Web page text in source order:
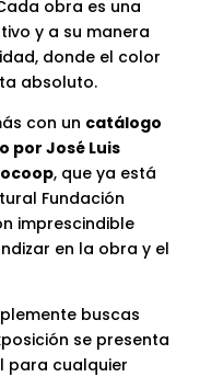
obra es una
y a su manera
donde el color
absoluto.
con un catálogo
por José Luis
, que ya está
Fundación
imprescindible
en la obra y el
buscas
se presenta
para cualquier